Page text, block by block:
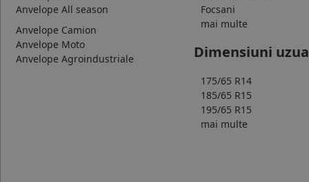
Anvelope All season
Anvelope Camion
Anvelope Moto
Anvelope Agroindustriale
Focsani
mai multe
Dimensiuni
175/65 R14
185/65 R15
195/65 R15
mai multe